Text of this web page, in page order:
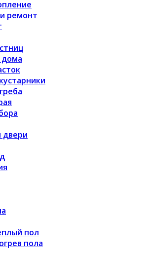
ремонт
двери
пол
пола